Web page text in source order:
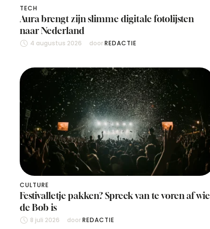
TECH
Aura brengt zijn slimme digitale fotolijsten
naar Nederland
4 augustus 2026 door REDACTIE
CULTURE
Festivalletje pakken? Spreek van te voren af wie
de Bob is
8 juli 2026 door REDACTIE